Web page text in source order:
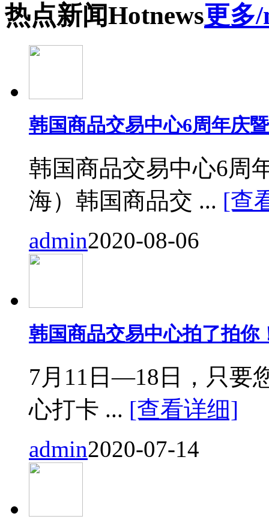
热点新闻Hotnews更多
韩国商品交易中心6周年庆
韩国商品交易中心6周
海）韩国商品交 ... [查
admin2020-08-06
韩国商品交易中心拍了拍你
7月11日—18日，只要
心打卡 ... [查看详细]
admin2020-07-14